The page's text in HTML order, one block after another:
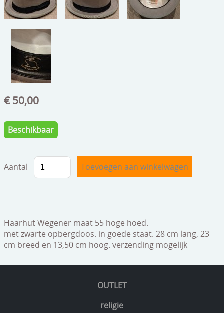
glaswerk
lamp/luchter
speelgoed
zilverwerk
klokken
tapijten
boeken
geschenkcheques
OUTLET
religie
€ 50,00
Beschikbaar
Aantal
Haarhut Wegener maat 55 hoge hoed.
met zwarte opbergdoos. in goede staat. 28 cm lang, 23
cm breed en 13,50 cm hoog. verzending mogelijk